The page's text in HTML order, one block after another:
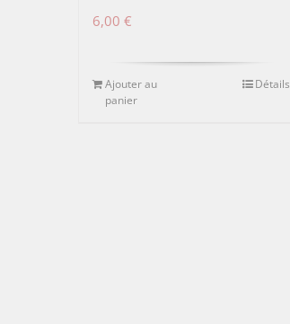
6,00 €
Ajouter au
panier
Détails